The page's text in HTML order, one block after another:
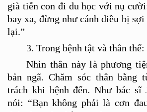
già tiễn con đi du học với nụ
bay xa, đừng như cánh diều bị sợi
lại.”
3. Trong bệnh tật và thân thể:
Nhìn thân này là phương
bản ngã. Chăm sóc thân bằng
trách khi bệnh đến. Như bác sĩ
nói: “Bạn không phải là cơn